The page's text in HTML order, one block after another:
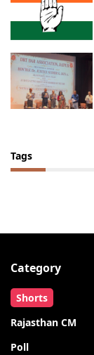
Tags
Category
Shorts
Rajasthan CM
Poll